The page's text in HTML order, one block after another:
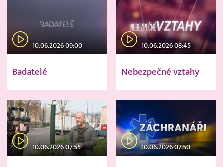
10.06.2026 09:00
Badatelé
10.06.2026 08:45
Nebezpečné vztahy
10.06.2026 07:55 10.06.2026 07:50